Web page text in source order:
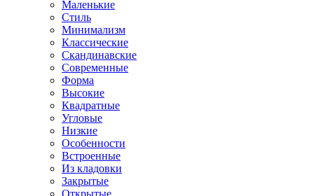
Маленькие
Стиль
Минимализм
Классические
Скандинавские
Современные
Форма
Высокие
Квадратные
Угловые
Низкие
Особенности
Встроенные
Из кладовки
Закрытые
Открытые